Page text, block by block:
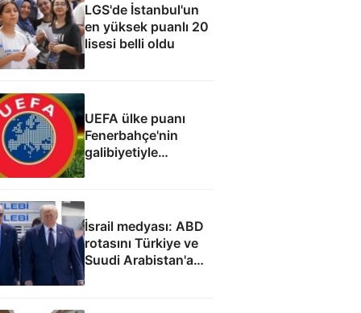
LGS'de İstanbul'un
en yüksek puanlı 20
lisesi belli oldu
UEFA ülke puanı
Fenerbahçe'nin
galibiyetiyle
güncellendi
İsrail medyası: ABD
rotasını Türkiye ve
Suudi Arabistan'a
çevirdi